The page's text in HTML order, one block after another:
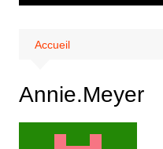
Accueil
Annie.Meyer